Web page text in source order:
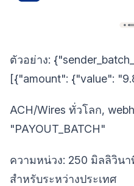
ตัวอย่าง:
[{"amount": {"value":
ACH/Wires ทั่วโลก,
"PAYOUT_BATCH"
ความหน่วง: 250 มิลลิวิน
สำหรับระหว่างประเทศ